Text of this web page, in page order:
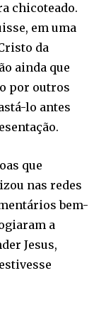
chicoteado.
em uma
da
ainda que
por outros
lo antes
que
nas redes
bem-
a
Jesus,